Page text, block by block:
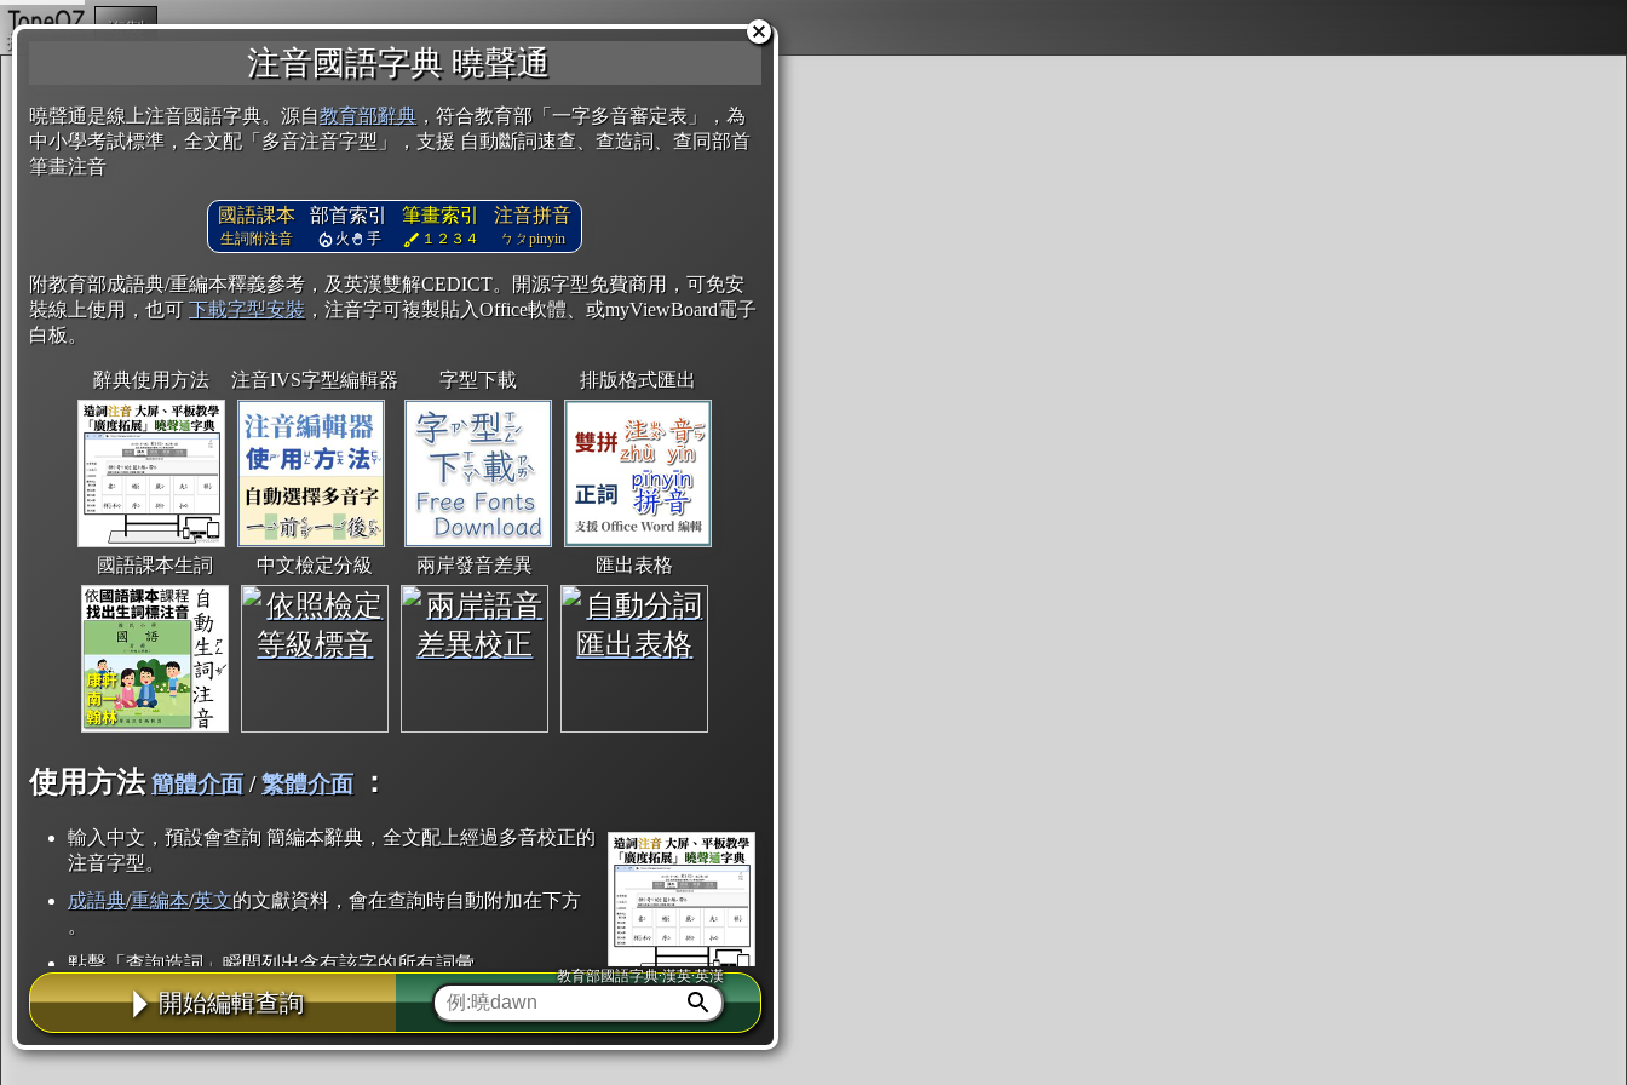
注音國語字典 曉聲通
曉聲通是線上注音國語字典。源自教育部辭典 ，符合教育部「一字多音審定表」，為
中小學考試標準，全文配「多音注音字型」，支援 自動斷詞速查、查造詞、查同部首
筆畫注音
國語課本
生詞附注音
部首索引
火 手
筆畫索引
１２３４
注音拼音
ㄅㄆpinyin
附教育部成語典/重編本釋義參考，及英漢雙解CEDICT。開源字型免費商用，可免安
裝線上使用，也可 下載字型安裝 ，注音字可複製貼入Office軟體、或myViewBoard電子
白板。
辭典使用方法 注音IVS字型編輯器 字型下載 排版格式匯出
國語課本生詞 中文檢定分級 兩岸發音差異 匯出表格
使用方法 簡體介面/繁體介面 ：
輸入中文，預設會查詢 簡編本辭典，全文配上經過多音校正的
注音字型。
成語典/重編本/英文的文獻資料，會在查詢時自動附加在下方
。
點擊「查詢造詞」瞬間列出含有該字的所有詞彙。
點「部首」瞬間列出所有「同部首字」。也支援查詢「同注音」或「同筆畫」。
辭典解釋的全文都經過自動斷詞，點擊便可瞬間「連續查詢」此字詞的解釋，不
用手動重複輸入。
開始編輯查詢
教育部國語字典·漢英·英漢
複製